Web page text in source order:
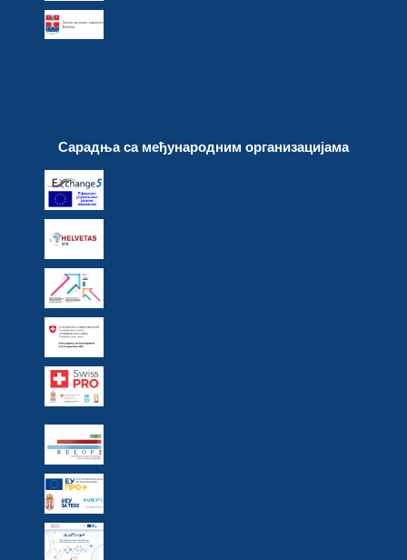
Сарадња са међународним организацијама